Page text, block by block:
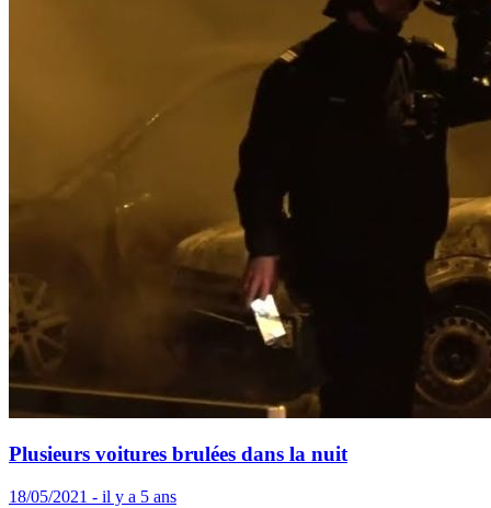
Plusieurs voitures brulées dans la nuit
18/05/2021 - il y a 5 ans